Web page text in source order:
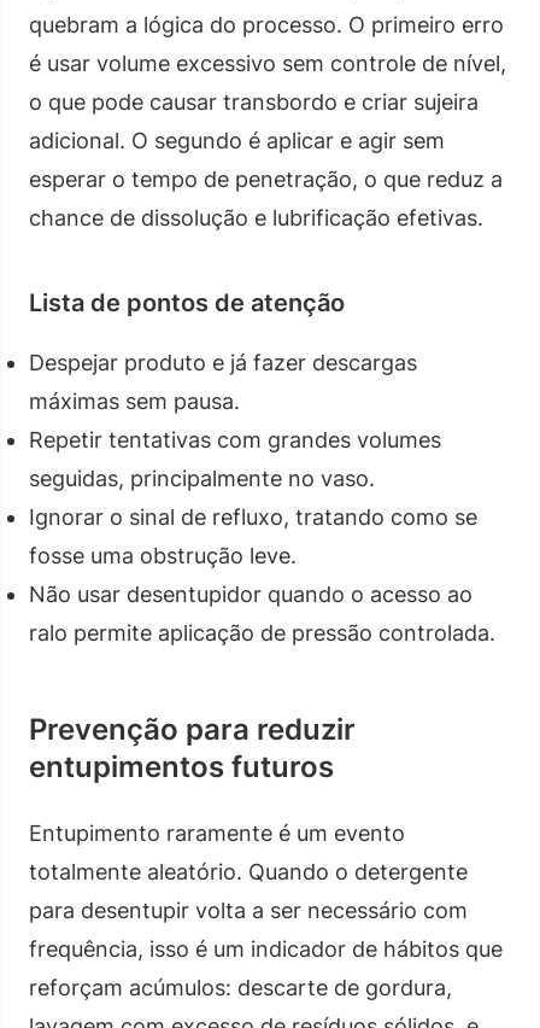
quebram a lógica do processo. O primeiro erro
é usar volume excessivo sem controle de nível,
o que pode causar transbordo e criar sujeira
adicional. O segundo é aplicar e agir sem
esperar o tempo de penetração, o que reduz a
chance de dissolução e lubrificação efetivas.
Lista de pontos de atenção
Despejar produto e já fazer descargas
máximas sem pausa.
Repetir tentativas com grandes volumes
seguidas, principalmente no vaso.
Ignorar o sinal de refluxo, tratando como se
fosse uma obstrução leve.
Não usar desentupidor quando o acesso ao
ralo permite aplicação de pressão controlada.
Prevenção para reduzir
entupimentos futuros
Entupimento raramente é um evento
totalmente aleatório. Quando o detergente
para desentupir volta a ser necessário com
frequência, isso é um indicador de hábitos que
reforçam acúmulos: descarte de gordura,